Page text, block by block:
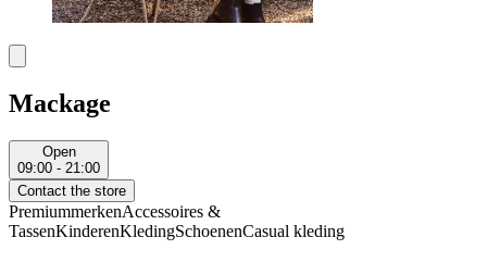
Mackage
Open
09:00 - 21:00
Contact the store
PremiummerkenAccessoires &
TassenKinderenKledingSchoenenCasual kleding